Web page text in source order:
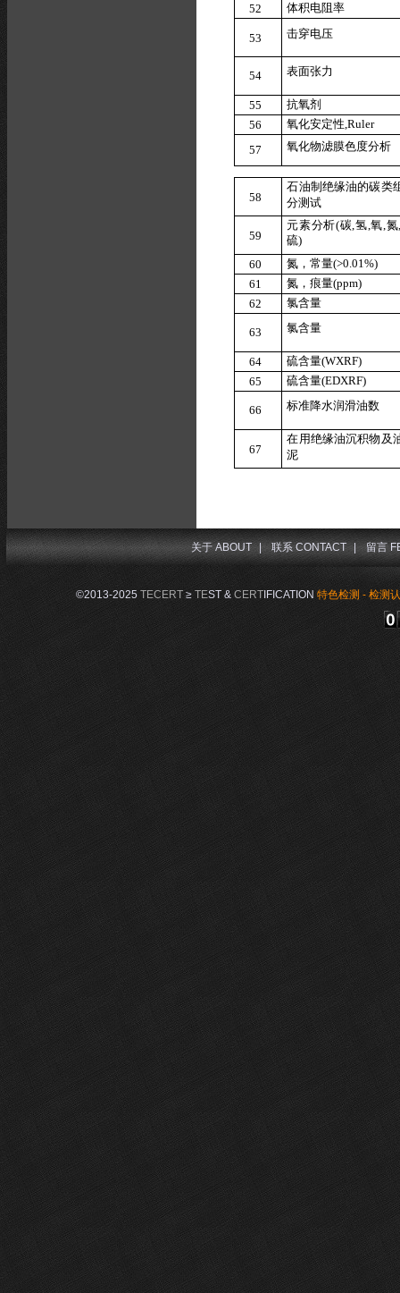
52 体积电阻 率
53 击穿电压
54 表面张力
55
抗氧剂
56 氧化安定性 ,Ruler
57 氧化物滤膜色度分析
58
石油制 绝缘油的碳类
分测试
59
元素分析(碳 氢 ,氧 氮
硫)
60 氮，常量(>0 .01%)
61 氮，痕量(ppm)
62 氯含量
63 氯含量
64 硫含量(WXRF)
65 硫含量(EDXRF)
66 标准降水润滑油数
67
在用绝缘油沉积物 及
泥
©2013-2025 TECERT≥ TEST & CERTIFICATION 特色检测 - 检测
关于 ABOUT 联系 CONTACT 留言